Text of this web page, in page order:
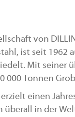
von
ist seit 1962
Mit seiner
000 Tonnen
einen
überall in der